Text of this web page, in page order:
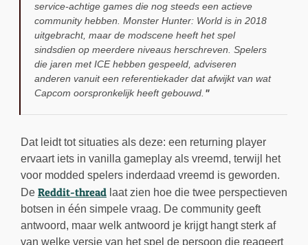
service-achtige games die nog steeds een actieve
community hebben. Monster Hunter: World is in 2018
uitgebracht, maar de modscene heeft het spel
sindsdien op meerdere niveaus herschreven. Spelers
die jaren met ICE hebben gespeeld, adviseren
anderen vanuit een referentiekader dat afwijkt van wat
Capcom oorspronkelijk heeft gebouwd.
Dat leidt tot situaties als deze: een returning player
ervaart iets in vanilla gameplay als vreemd, terwijl het
voor modded spelers inderdaad vreemd is geworden.
De Reddit-thread laat zien hoe die twee perspectieven
botsen in één simpele vraag. De community geeft
antwoord, maar welk antwoord je krijgt hangt sterk af
van welke versie van het spel de persoon die reageert